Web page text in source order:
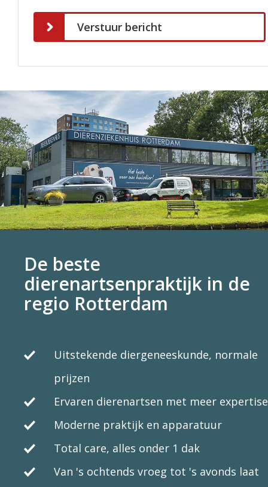
Verstuur bericht
De beste
dierenartsenpraktijk in de
regio Rotterdam
Uitstekende diergeneeskunde, normale
prijzen
Ervaren dierenartsen met meer expertise
Moderne praktijk en apparatuur
Total care, alles onder 1 dak
Van 's ochtends vroeg tot 's avonds laat